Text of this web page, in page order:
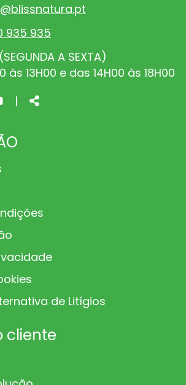
935 935
A SEXTA)
às 13H00 e das 14H00 às 18H00
Youtube
| Share
de Litígios
cliente